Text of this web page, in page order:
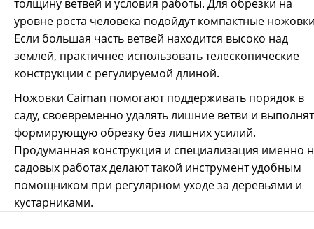
пильном полотне в виде буквы U служат для улучшения
отвода опилок и предотвращения застревания
инструмента в древесине. Эргономичная рукоятка
комфортно ложится в руку и исключает скольжение.
Высокоуглеродистая японская сталь Высокое содержание
углерода обеспечивает высокую твердость: 59 HRC по
шкале Роквелла. Это на 20-25% выше многих аналогов.
Такая твердость позволяет стали поддерживать ...
толщину ветвей и условия работы. Для обрезки на
уровне роста человека подойдут компактные
Если большая часть ветвей находится высоко над
землей, практичнее использовать телескопические
конструкции с регулируемой длиной.
Ножовки Caiman помогают поддерживать порядок в
саду, своевременно удалять лишние ветви и
формирующую обрезку без лишних усилий.
Продуманная конструкция и специализация именно
садовых работах делают такой инструмент удобным
помощником при регулярном уходе за деревьями и
кустарниками.